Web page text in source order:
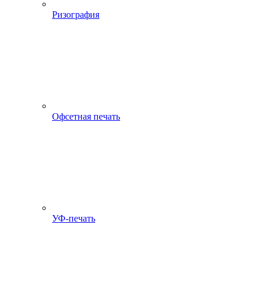
Ризография
Офсетная печать
УФ-печать